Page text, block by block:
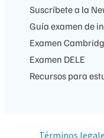
Suscríbete a la
Guía examen de
Examen
Examen DELE
Recursos para
Términos